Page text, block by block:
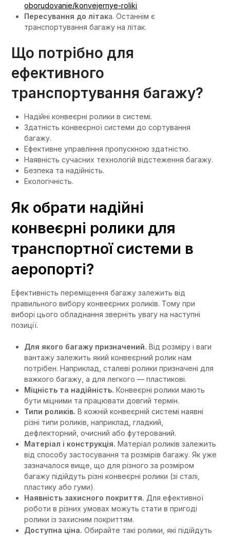
oborudovanie/konvejernye-roliki
Пересування до літака. Останнім є
транспортування багажу на літак.
Що потрібно для
ефективного
транспортування багажу?
Надійні конвеєрні ролики в системі.
Здатність конвеєрної системи до сортування
багажу.
Ефективне управління пропускною здатністю.
Наявність сучасних технологій відстеження багажу.
Безпека та надійність.
Екологічність.
Як обрати надійні
конвеєрні ролики для
транспортної системи в
аеропорті?
Ефективність переміщення багажу залежить від
правильного вибору конвеєрних роликів. Тому при
виборі цього обладнання зверніть увагу на наступні
позиції.
Для якого багажу призначений.Від розміру і ваги
вантажу залежить який конвеєрний ролик нам
потрібен. Наприклад, сталеві ролики призначені для
важкого багажу, а для легкого — пластикові.
Міцність та надійність. Конвеєрні ролики мають
бути міцними та працювати довгий термін.
Типи роликів.В кожній конвеєрній системі наявні
різні типи роликів, наприклад, гладкий,
дефлекторний, очисний або футерований.
Матеріал і конструкція. Матеріал роликів залежить
від способу застосування та розмірів багажу. Як уже
зазначалося вище, що для різного за розміром
багажу підійдуть різні конвеєрні ролики (зі сталі,
пластику або гуми).
Наявність захисного покриття. Для ефективної
роботи в різних умовах можуть стати в пригоді
ролики із захисним покриттям.
Доступна ціна.Обирайте такі ролики, які підійдуть